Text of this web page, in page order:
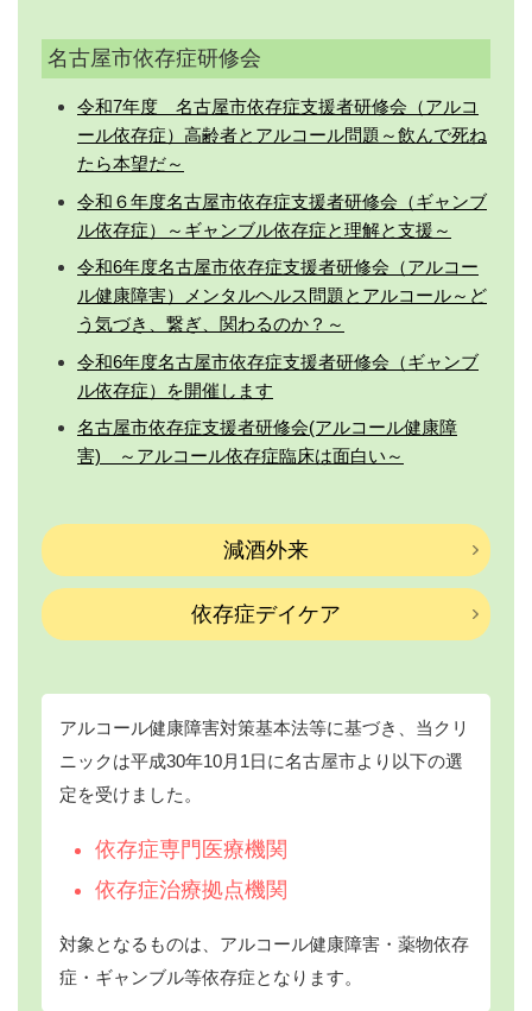
名古屋市依存症研修会
令和7年度 名古屋市依存症支援者研修会（アルコ
ール依存症）高齢者とアルコール問題～飲んで死ね
たら本望だ～
令和６年度名古屋市依存症支援者研修会（ギャンブ
ル依存症）～ギャンブル依存症と理解と支援～
令和6年度名古屋市依存症支援者研修会（アルコー
ル健康障害）メンタルヘルス問題とアルコール～ど
う気づき、繋ぎ、関わるのか？～
令和6年度名古屋市依存症支援者研修会（ギャンブ
ル依存症）を開催します
名古屋市依存症支援者研修会(アルコール健康障
害) ～アルコール依存症臨床は面白い～
減酒外来
依存症デイケア
アルコール健康障害対策基本法等に基づき、当クリ
ニックは平成30年10月1日に名古屋市より以下の選
定を受けました。
依存症専門医療機関
依存症治療拠点機関
対象となるものは、アルコール健康障害・薬物依存
症・ギャンブル等依存症となります。